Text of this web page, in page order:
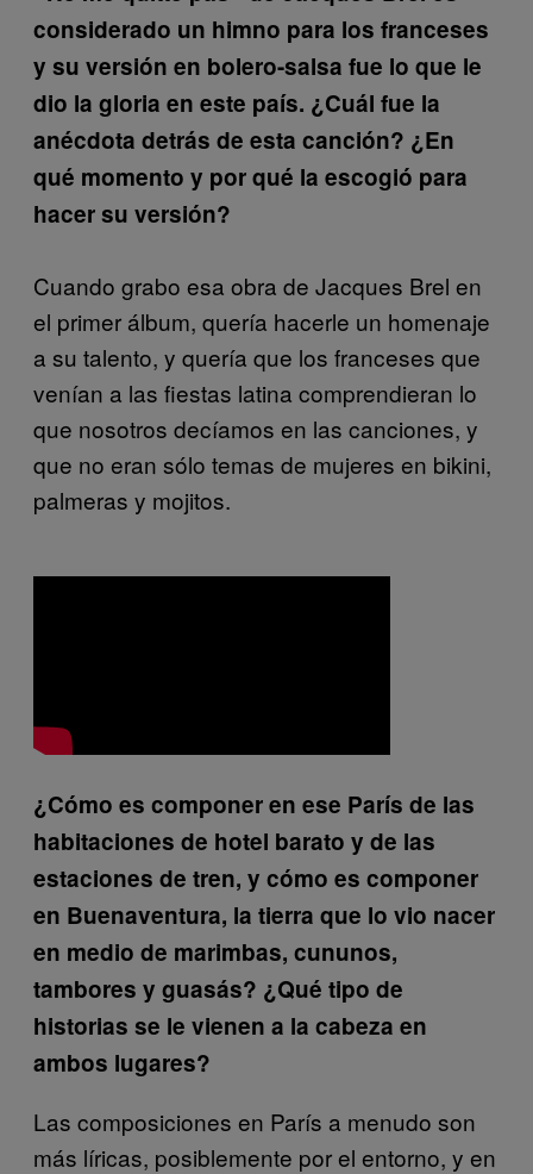
considerado un himno para los franceses
y su versión en bolero-salsa fue lo que le
dio la gloria en este país. ¿Cuál fue la
anécdota detrás de esta canción? ¿En
qué momento y por qué la escogió para
hacer su versión?
Cuando grabo esa obra de Jacques Brel en
el primer álbum, quería hacerle un homenaje
a su talento, y quería que los franceses que
venían a las fiestas latina comprendieran lo
que nosotros decíamos en las canciones, y
que no eran sólo temas de mujeres en bikini,
palmeras y mojitos.
¿Cómo es componer en ese París de las
habitaciones de hotel barato y de las
estaciones de tren, y cómo es componer
en Buenaventura, la tierra que lo vio nacer
en medio de marimbas, cununos,
tambores y guasás? ¿Qué tipo de
historias se le vienen a la cabeza en
ambos lugares?
Las composiciones en París a menudo son
más líricas, posiblemente por el entorno, y en